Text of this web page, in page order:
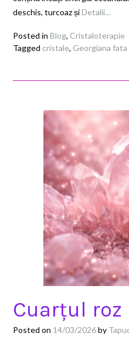
deschis, turcoaz șiDetalii…
Posted in Blog, Cristaloterapie
Tagged cristale, Georgiana
Cuarțul roz
Posted on 14/03/2026by